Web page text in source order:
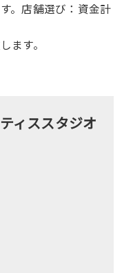
。店舗選び：資金計
ます。
ィススタジオ